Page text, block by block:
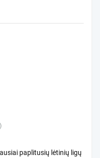
paplitusių lėtinių ligų